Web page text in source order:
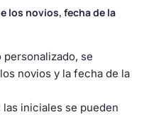
los novios, fecha de la
se
novios y la fecha de la
iniciales se pueden